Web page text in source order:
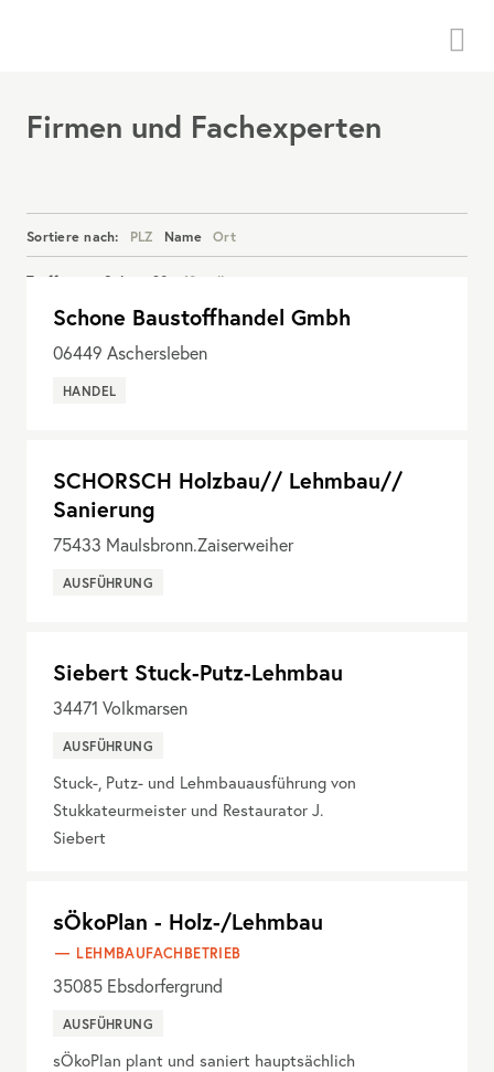
Firmen und Fachexperten
Sortiere nach: PLZ Name Ort
Treffer pro Seite: 20 40 alle
Details anzeigen
Schone Baustoffhandel Gmbh
06449 Aschersleben
HANDEL
SCHORSCH Holzbau// Lehmbau//
Sanierung
75433 Maulsbronn.Zaiserweiher
AUSFÜHRUNG
Siebert Stuck-Putz-Lehmbau
34471 Volkmarsen
AUSFÜHRUNG
Stuck-, Putz- und Lehmbauausführung von
Stukkateurmeister und Restaurator J.
Siebert
sÖkoPlan - Holz-/Lehmbau
LEHMBAUFACHBETRIEB
35085 Ebsdorfergrund
AUSFÜHRUNG
sÖkoPlan plant und saniert hauptsächlich